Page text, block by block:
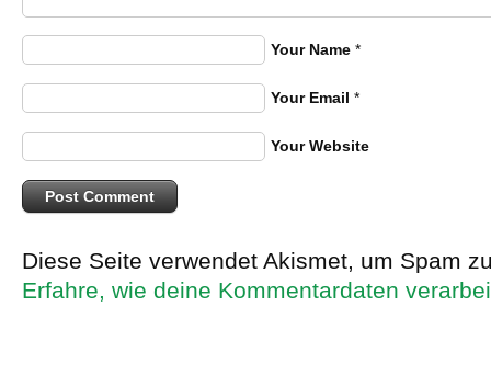
Your Name *
Your Email *
Your Website
Diese Seite verwendet Akismet, um Spam
Erfahre, wie deine Kommentardaten